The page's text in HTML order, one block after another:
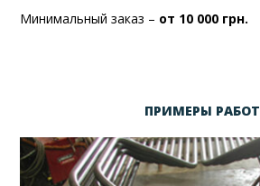
Минимальный заказ – от 10 000 грн.
ПРИМЕРЫ РАБОТ